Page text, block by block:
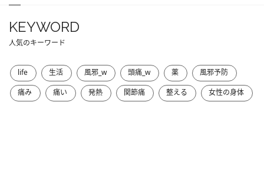
KEYWORD
人気のキーワード
life 生活 風邪_w 頭痛_w 薬
風邪予防
痛み
痛い 発熱 関節痛 整える 女性の身体